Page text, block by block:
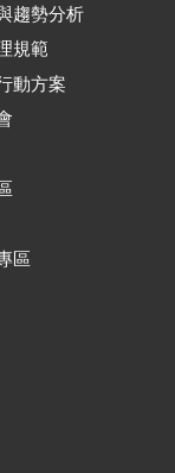
趨勢分析
規範
動方案
區